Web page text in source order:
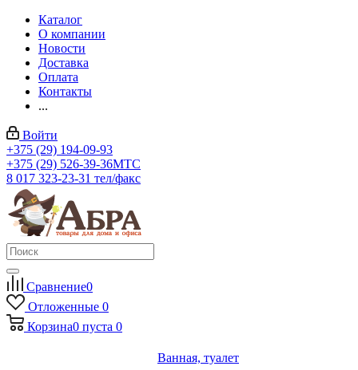
Каталог
О компании
Новости
Доставка
Оплата
Контакты
...
Войти
+375 (29) 194-09-93
+375 (29) 526-39-36МТС
8 017 323-23-31 тел/факс
Сравнение0
Отложенные 0
Корзина0 пуста 0
Ванная, туалет